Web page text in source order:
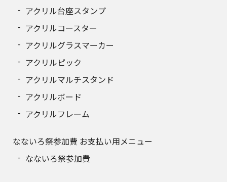
アクリル台座スタンプ
アクリルコースター
アクリルグラスマーカー
アクリルピック
アクリルマルチスタンド
アクリルボード
アクリルフレーム
なないろ祭参加費 お支払い用メニュー
なないろ祭参加費